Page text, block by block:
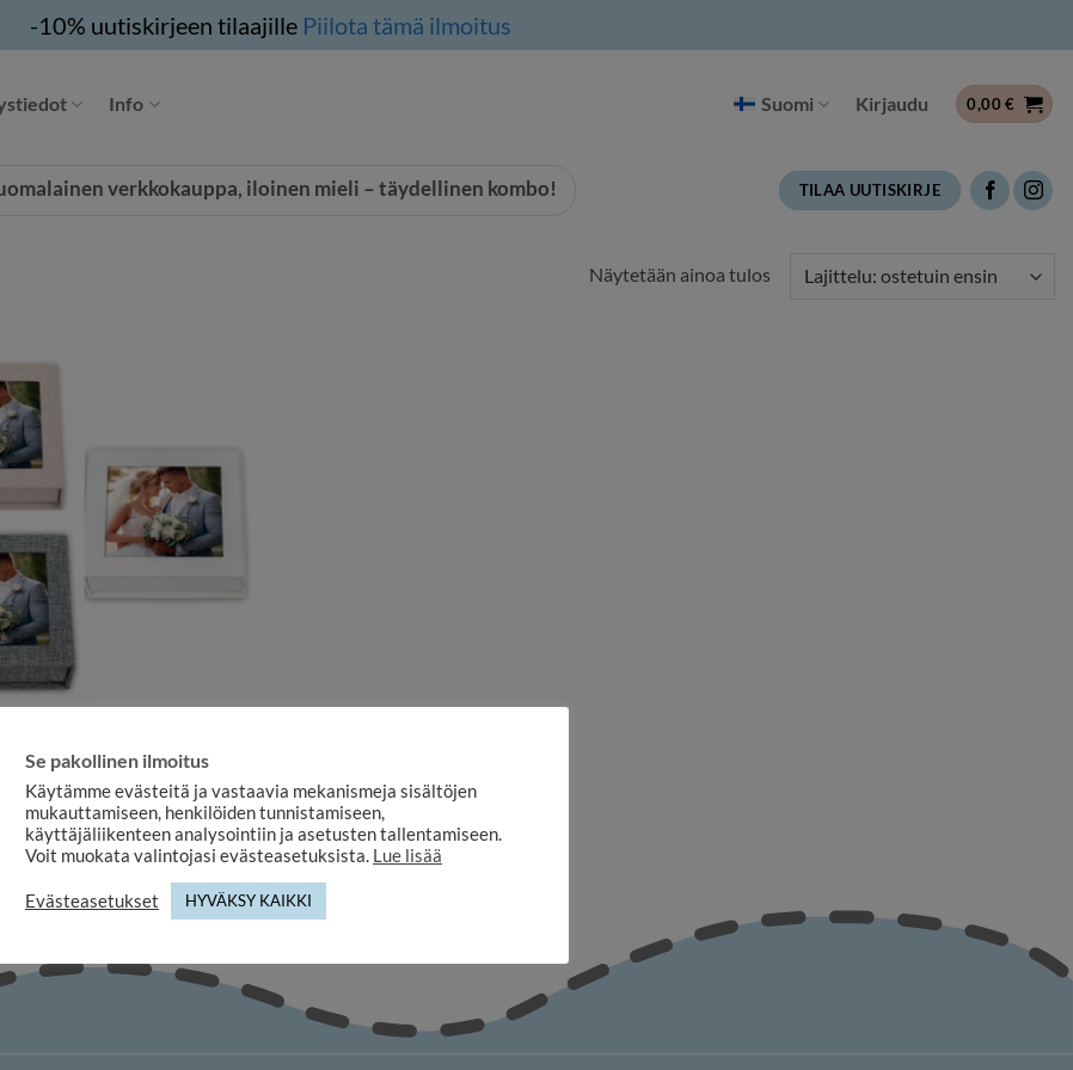
-10% uutiskirjeen tilaajille Piilota tämä ilmoitus
Info Suomi Kirjaudu 0,00€
verkkokauppa, iloinen mieli – täydellinen kombo! TILAA UUTISKIRJE
Näytetään ainoa tulos
pakkaus pieneen
kangaspäällysteinen
9,90€
Se pakollinen ilmoitus
Käytämme evästeitä ja vastaavia mekanismeja sisältöjen
mukauttamiseen, henkilöiden tunnistamiseen,
käyttäjäliikenteen analysointiin ja asetusten tallentamiseen.
Voit muokata valintojasi evästeasetuksista. Lue lisää
Evästeasetukset HYVÄKSY KAIKKI